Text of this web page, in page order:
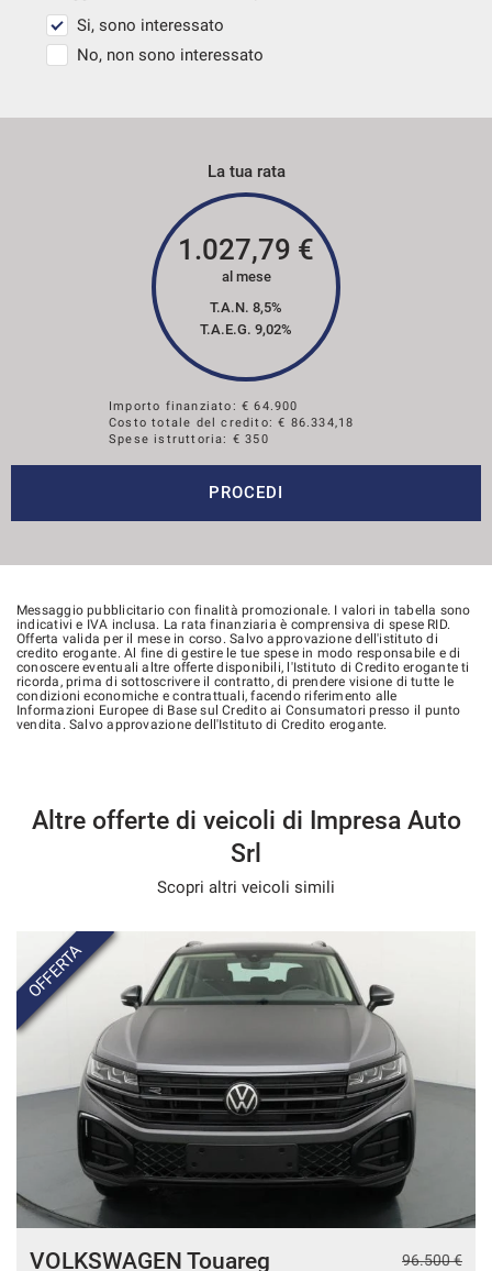
E' NECESSARIO UN CONTATTO TELEFONICO PER
MERCEDES... ELEGANZA E SICUREZZA MADE IN
VISITA IL NOSTRO SITO PER TUTTE LE OFFERTE.
Supporto lombare
Telecamera per parcheggio assistito
Volante multifunzione
Si, sono interessato
No, non sono interessato
La tua rata
1.027,79 €
al mese
T.A.N. 8,5%
T.A.E.G. 9,02%
Importo finanziato: €64.900
Costo totale del credito: € 86.334,18
Spese istruttoria: € 350
PROCEDI
Messaggio pubblicitario con finalità promozionale. I valori in tabella sono
indicativi e IVA inclusa. La rata finanziaria è comprensiva di spese RID.
Offerta valida per il mese in corso. Salvo approvazione dell'istituto di
credito erogante. Al fine di gestire le tue spese in modo responsabile e di
conoscere eventuali altre offerte disponibili, l'Istituto di Credito erogante ti
ricorda, prima di sottoscrivere il contratto, di prendere visione di tutte le
condizioni economiche e contrattuali, facendo riferimento alle
Informazioni Europee di Base sul Credito ai Consumatori presso il punto
vendita. Salvo approvazione dell'Istituto di Credito erogante.
Altre offerte di veicoli di Impresa Auto
Srl
Scopri altri veicoli simili
OFFERTA
VOLKSWAGEN Touareg 96.500 €